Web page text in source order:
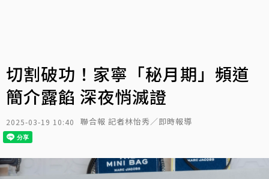
切割破功！家寧「秘月期」頻道
簡介露餡 深夜悄滅證
2025-03-19 10:40 聯合報 記者林怡秀／即時報導